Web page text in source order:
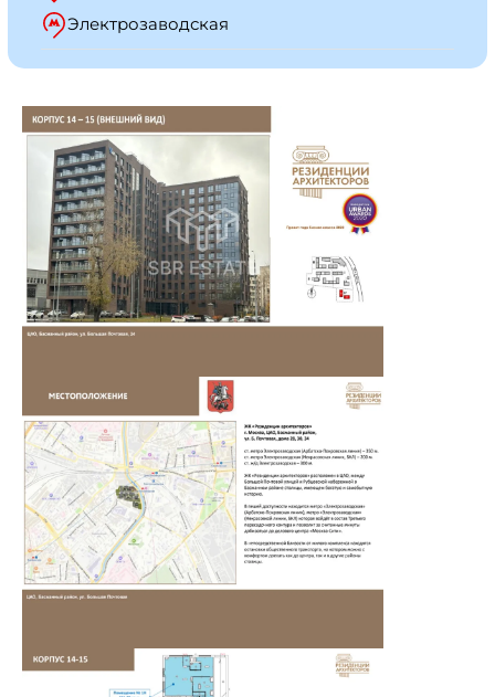
Электрозаводская